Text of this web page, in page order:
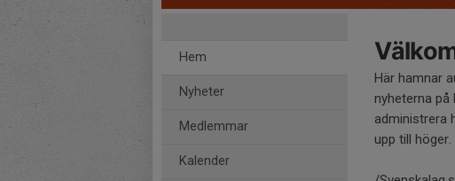
Hem
Nyheter
Medlemmar
Kalender
Här hamnar
nyheterna på
administrera
upp till höger.